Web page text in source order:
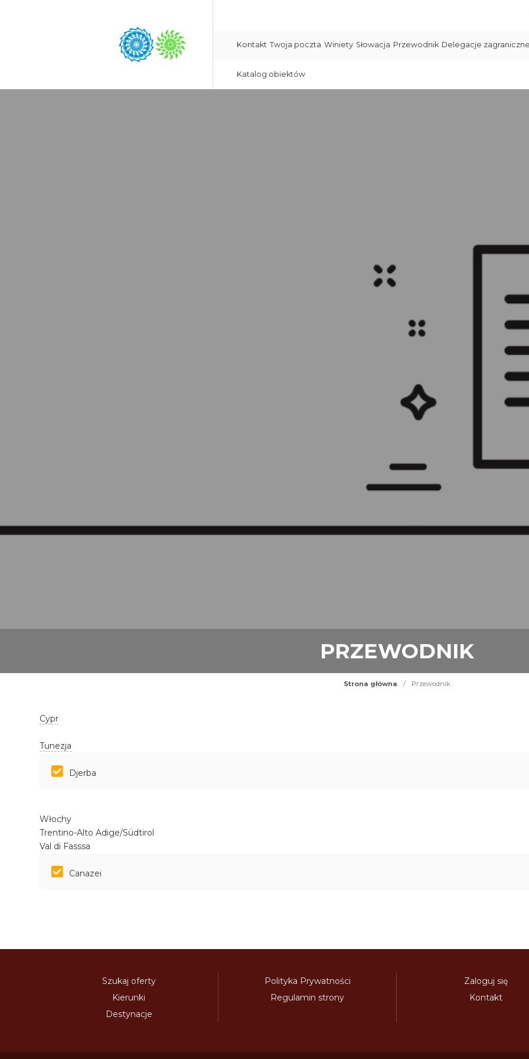
Kontakt Twoja poczta Winiety Słowacja Przewodnik Delegacje zagraniczne
Katalog obiektów
PRZEWODNIK
Strona główna / Przewodnik
Cypr
Tunezja
Djerba
Włochy
Trentino-Alto Adige/Südtirol
Val di Fasssa
Canazei
Szukaj oferty
Kierunki
Destynacje
Polityka Prywatności
Regulamin strony
Zaloguj się
Kontakt